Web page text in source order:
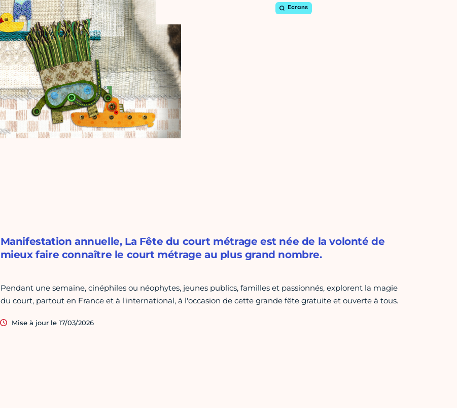
Ecrans
Manifestation annuelle, La Fête du court métrage est née de la volonté de
mieux faire connaître le court métrage au plus grand nombre.
Pendant une semaine, cinéphiles ou néophytes, jeunes publics, familles et passionnés, explorent la magie
du court, partout en France et à l'international, à l'occasion de cette grande fête gratuite et ouverte à tous.
Mise à jour le 17/03/2026